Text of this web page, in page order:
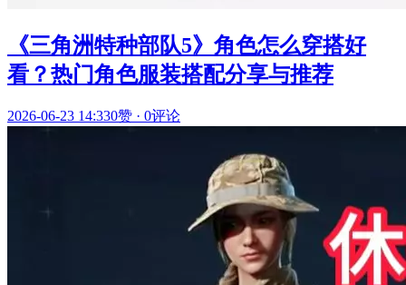
《三角洲特种部队5》角色怎么穿搭好
看？热门角色服装搭配分享与推荐
2026-06-23 14:330赞 · 0评论